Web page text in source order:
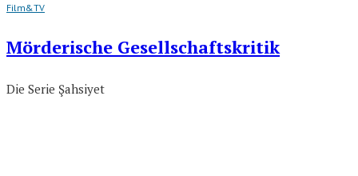
Film&TV
Mörderische Gesellschaftskritik
Die Serie Şahsiyet